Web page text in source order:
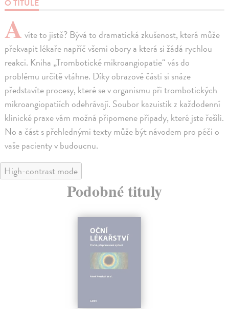
O TITULE
A víte to jistě? Bývá to dramatická zkušenost, která může
překvapit lékaře napříč všemi obory a která si žádá rychlou
reakci. Kniha „Trombotické mikroangiopatie“ vás do
problému určitě vtáhne. Díky obrazové části si snáze
představíte procesy, které se v organismu při trombotických
mikroangiopatiích odehrávají. Soubor kazuistik z každodenní
klinické praxe vám možná připomene případy, které jste řešili.
No a část s přehlednými texty může být návodem pro péči o
vaše pacienty v budoucnu.
High-contrast mode
Podobné tituly